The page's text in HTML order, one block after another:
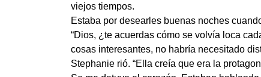
viejos tiempos.
Estaba por desearles buenas noches
“Dios, ¿te acuerdas cómo se volvía loca
cosas interesantes, no habría necesitado
Stephanie rió. “Ella creía que era la